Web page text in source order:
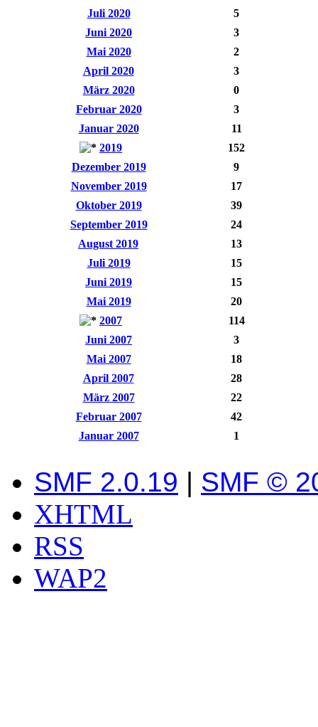
Juli 2020
5
Juni 2020
3
Mai 2020
2
April 2020
3
März 2020
0
Februar 2020
3
Januar 2020
11
2019
152
Dezember 2019
9
November 2019
17
Oktober 2019
39
September 2019
24
August 2019
13
Juli 2019
15
Juni 2019
15
Mai 2019
20
2007
114
Juni 2007
3
Mai 2007
18
April 2007
28
März 2007
22
Februar 2007
42
Januar 2007
1
SMF 2.0.19 | SMF ©
XHTML
RSS
WAP2